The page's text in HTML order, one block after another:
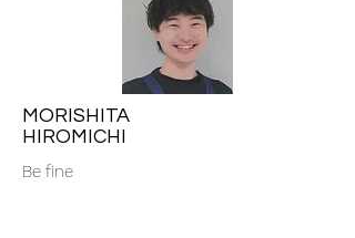
MORISHITA
HIROMICHI
Be fine